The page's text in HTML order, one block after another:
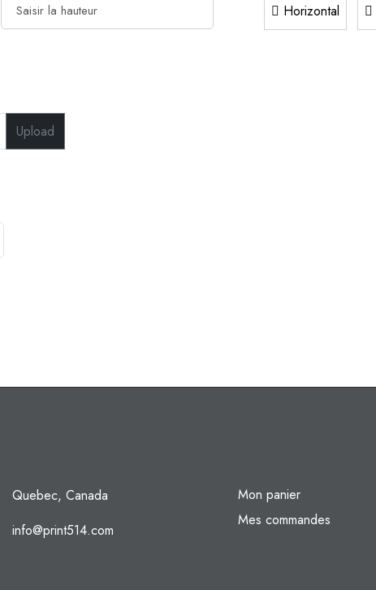
Horizontal
Upload
Quebec, Canada
info@print514.com
Mon panier
Mes commandes